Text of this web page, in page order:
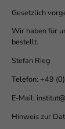
Gesetzlich
Wir haben für
bestellt.
Stefan Rieg
Telefon: +49
E-Mail:
Hinweis zur